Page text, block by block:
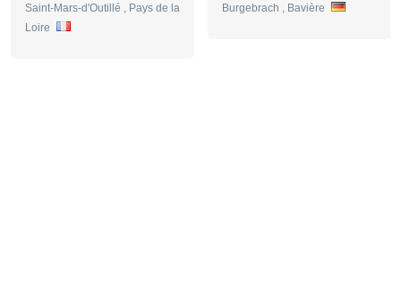
Saint-Mars-d'Outillé , Pays de la
Loire
Burgebrach , Bavière